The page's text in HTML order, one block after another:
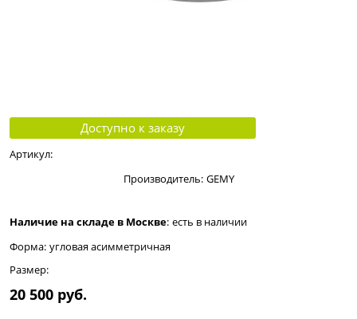
Доступно к заказу
Артикул:
Производитель: GEMY
Наличие на складе в Москве: есть в наличии
Форма: угловая асимметричная
Размер:
20 500 руб.